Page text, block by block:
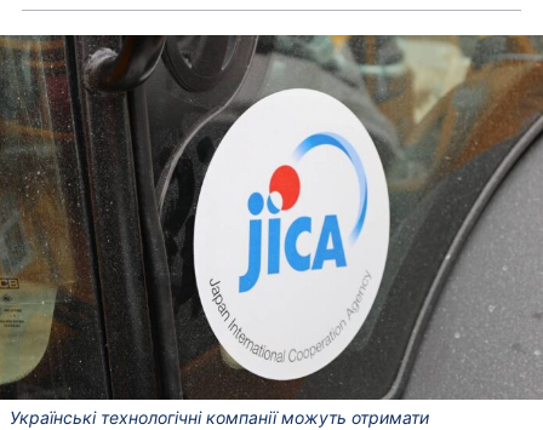
Українські технологічні компанії можуть отримати